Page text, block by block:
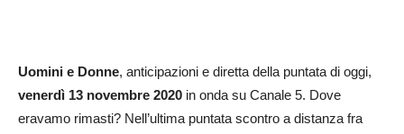
Uomini e Donne, anticipazioni e diretta della puntata di oggi,
venerdì 13 novembre 2020 in onda su Canale 5. Dove
eravamo rimasti? Nell’ultima puntata scontro a distanza fra